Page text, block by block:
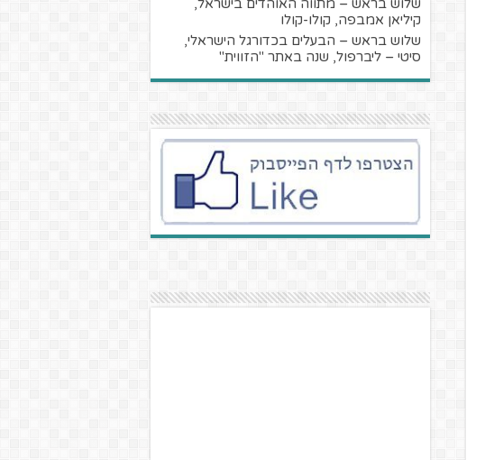
שלוש בראש – מתווה האוהדים בישראל,
קיליאן אמבפה, קולו-קולו
שלוש בראש – הבעלים בכדורגל הישראלי,
סיטי – ליברפול, שנה באתר "הזווית"